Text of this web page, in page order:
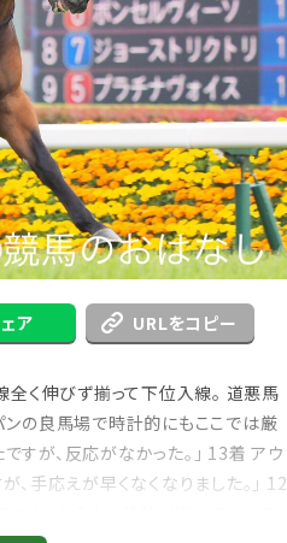
ア URLをコピー
全く伸びず揃って下位入線。 道悪馬
ンの良馬場で時計的にもここでは厳
すが、反応がなかった。」 13着 アウ
手応えが早くなくなりました。」 12